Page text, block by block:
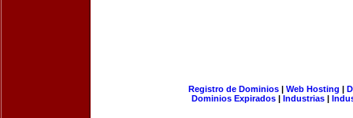
Registro de Dominios| Web Hosting |
Dominios Expirados | Industrias |